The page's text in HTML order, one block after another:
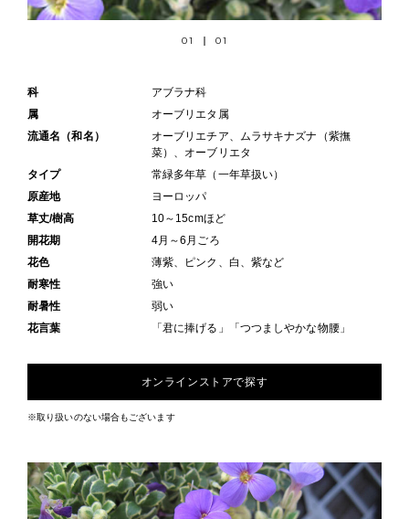
01 01
科
アブラナ科
属
オーブリエタ属
流通名（和名）
オーブリエチア、ムラサキナズナ（紫撫
菜）、オーブリエタ
タイプ
常緑多年草（一年草扱い）
原産地
ヨーロッパ
草丈/樹高
10～15cmほど
開花期
4月～6月ごろ
花色
薄紫、ピンク、白、紫など
耐寒性
強い
耐暑性
弱い
花言葉
「君に捧げる」「つつましやかな物腰」
オンラインストアで探す
※取り扱いのない場合もございます